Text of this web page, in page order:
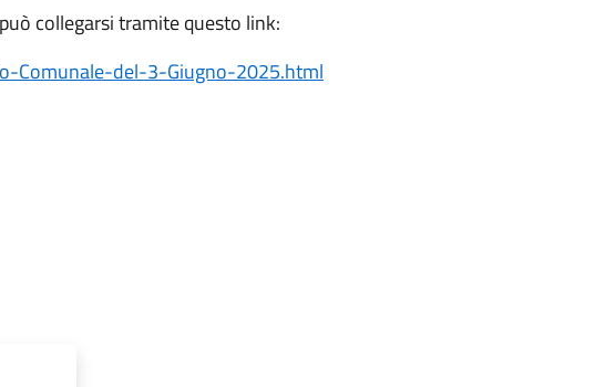
collegarsi tramite questo link:
Comunale-del-3-Giugno-2025.html